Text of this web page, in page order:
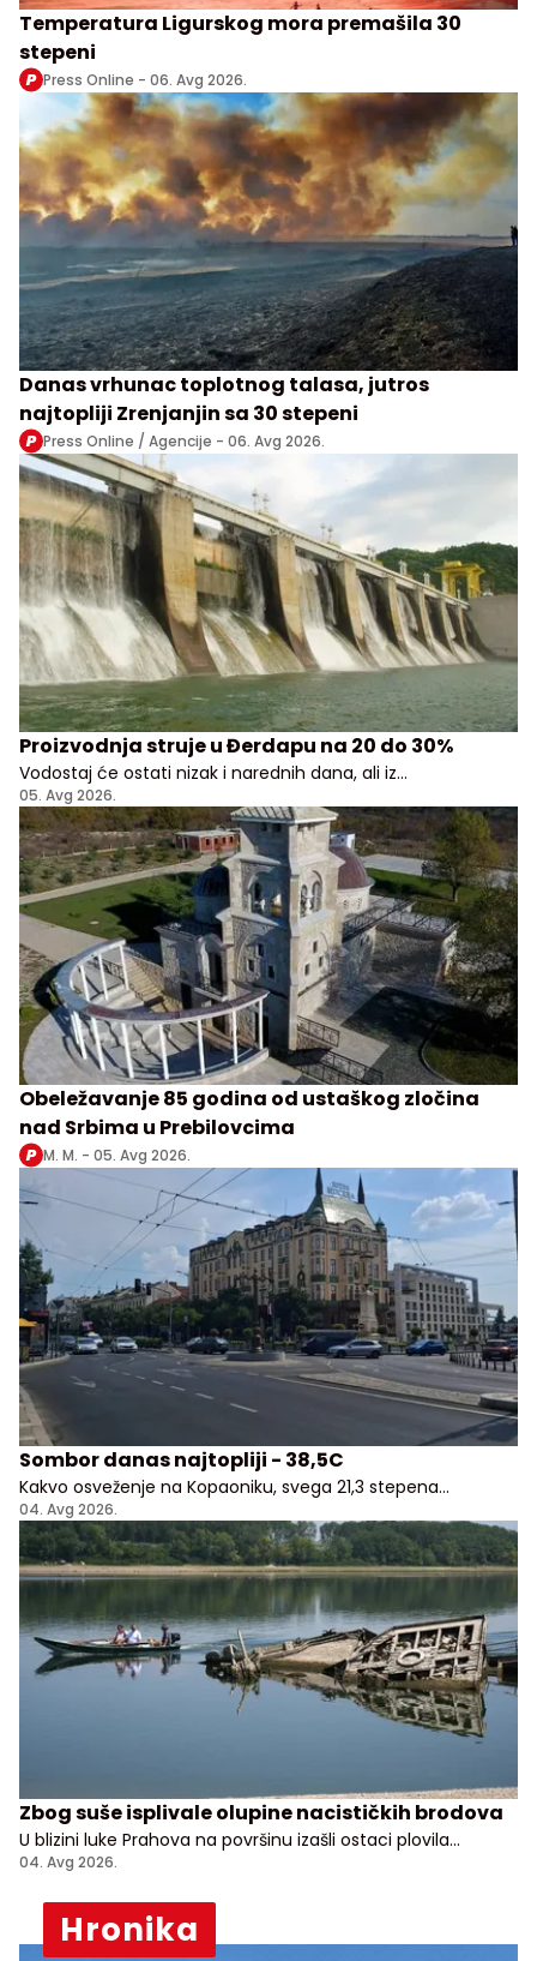
Temperatura Ligurskog mora premašila 30
stepeni
Press Online - 06. Avg 2026.
Danas vrhunac toplotnog talasa, jutros
najtopliji Zrenjanjin sa 30 stepeni
Press Online / Agencije - 06. Avg 2026.
Proizvodnja struje u Đerdapu na 20 do 30%
Vodostaj će ostati nizak i narednih dana, ali iz
Elektroprivrede Srbije uveravaju da građani i privreda
nemaju razloga za brigu
05. Avg 2026.
Obeležavanje 85 godina od ustaškog zločina
nad Srbima u Prebilovcima
M. M. - 05. Avg 2026.
Sombor danas najtopliji - 38,5C
Kakvo osveženje na Kopaoniku, svega 21,3 stepena
Celzijusa!
04. Avg 2026.
Zbog suše isplivale olupine nacističkih brodova
U blizini luke Prahova na površinu izašli ostaci plovila
potopljenih tokom nemačkog povlačenja sa Balkana
04. Avg 2026.
Hronika